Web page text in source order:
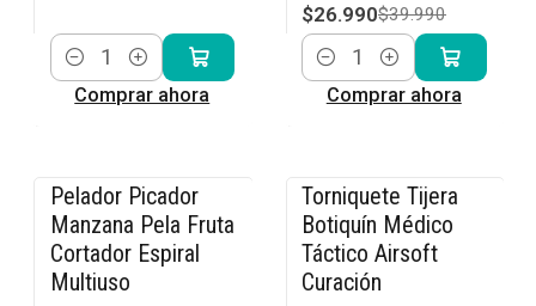
Cantidad
Comprar ahora
$26.990$39.990
Cantidad
Comprar ahora
-20% OFF
Pelador Picador
Manzana Pela Fruta
Cortador Espiral
Multiuso
-17% OFF
Torniquete Tijera
Botiquín Médico
Táctico Airsoft
Curación